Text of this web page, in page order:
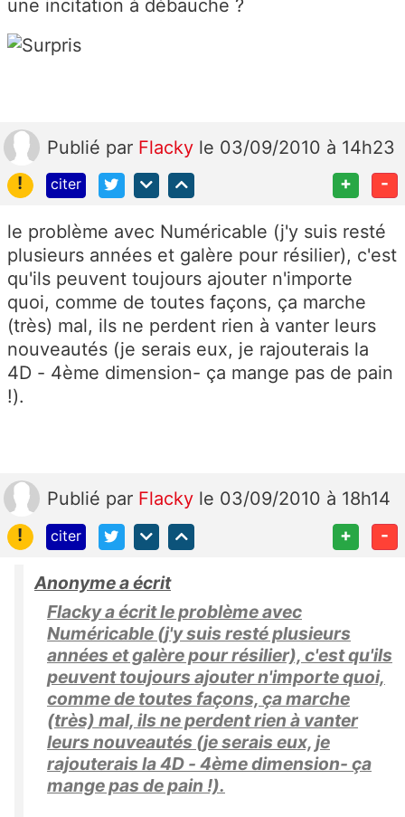
une incitation à débauche ?
Publié par Flacky le 03/09/2010 à 14h23
!
citer + -
le problème avec Numéricable (j'y suis resté
plusieurs années et galère pour résilier), c'est
qu'ils peuvent toujours ajouter n'importe
quoi, comme de toutes façons, ça marche
(très) mal, ils ne perdent rien à vanter leurs
nouveautés (je serais eux, je rajouterais la
4D - 4ème dimension- ça mange pas de pain
!).
Publié par Flacky le 03/09/2010 à 18h14
!
citer + -
Anonyme a écrit
Flacky a écrit le problème avec
Numéricable (j'y suis resté plusieurs
années et galère pour résilier), c'est qu'ils
peuvent toujours ajouter n'importe quoi,
comme de toutes façons, ça marche
(très) mal, ils ne perdent rien à vanter
leurs nouveautés (je serais eux, je
rajouterais la 4D - 4ème dimension- ça
mange pas de pain !).